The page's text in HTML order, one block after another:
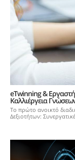
eTwinning &
Καλλιέργεια
Το πρώτο ανοικτό
Δεξιοτήτων: